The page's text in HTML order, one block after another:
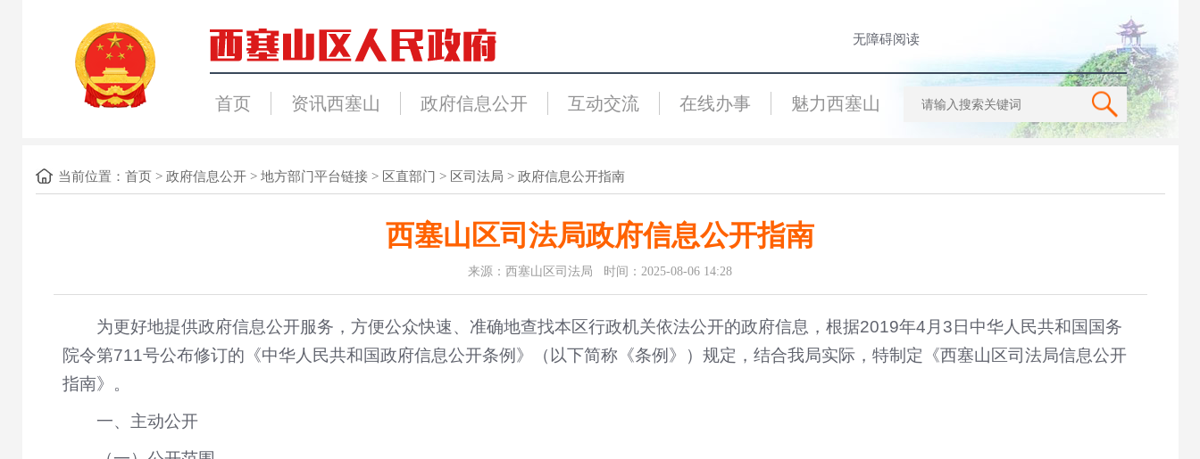
无障碍阅读
首页 资讯西塞山 政府信息公开 互动交流 在线办事 魅力西塞山
当前位置： 首页> 政府信息公开> 地方部门平台链接> 区直部门 > 区司法局 > 政府信息公开指南
西塞山区司法局政府信息公开指南
来源：西塞山区司法局 时间：2025-08-06 14:28
为更好地提供政府信息公开服务，方便公众快速、准确地查找本区行政机关依法公开的政府信息，根据2019年4月3日中华人民共和国国务
院令第711号公布修订的《中华人民共和国政府信息公开条例》（以下简称《条例》）规定，结合我局实际，特制定《西塞山区司法局信息公开
指南》。
一、主动公开